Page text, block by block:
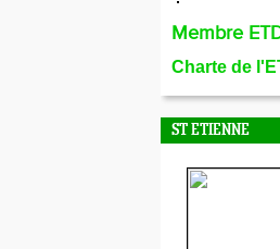
Membre
Charte de
ST ETIENNE